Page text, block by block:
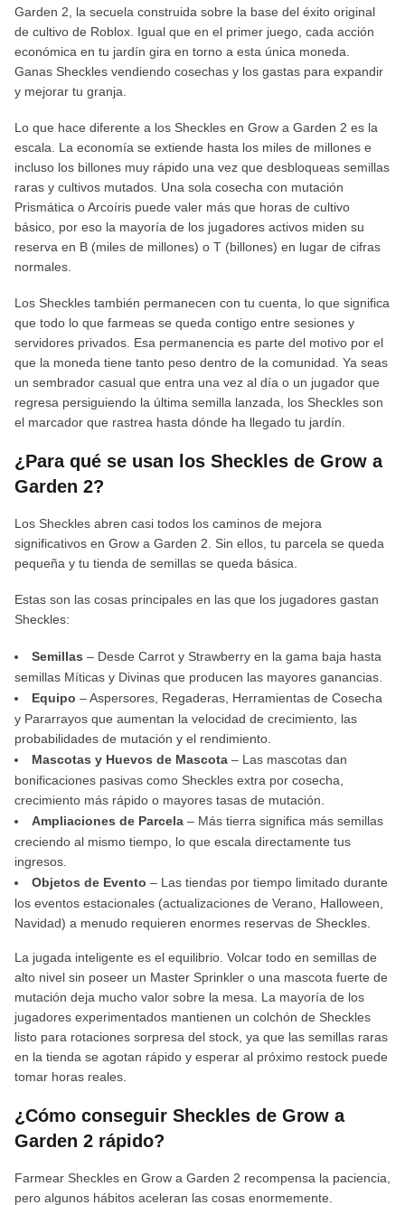
Garden 2, la secuela construida sobre la base del éxito original
de cultivo de Roblox. Igual que en el primer juego, cada acción
económica en tu jardín gira en torno a esta única moneda.
Ganas Sheckles vendiendo cosechas y los gastas para expandir
y mejorar tu granja.
Lo que hace diferente a los Sheckles en Grow a Garden 2 es la
escala. La economía se extiende hasta los miles de millones e
incluso los billones muy rápido una vez que desbloqueas semillas
raras y cultivos mutados. Una sola cosecha con mutación
Prismática o Arcoíris puede valer más que horas de cultivo
básico, por eso la mayoría de los jugadores activos miden su
reserva en B (miles de millones) o T (billones) en lugar de cifras
normales.
Los Sheckles también permanecen con tu cuenta, lo que significa
que todo lo que farmeas se queda contigo entre sesiones y
servidores privados. Esa permanencia es parte del motivo por el
que la moneda tiene tanto peso dentro de la comunidad. Ya seas
un sembrador casual que entra una vez al día o un jugador que
regresa persiguiendo la última semilla lanzada, los Sheckles son
el marcador que rastrea hasta dónde ha llegado tu jardín.
¿Para qué se usan los Sheckles de Grow a
Garden 2?
Los Sheckles abren casi todos los caminos de mejora
significativos en Grow a Garden 2. Sin ellos, tu parcela se queda
pequeña y tu tienda de semillas se queda básica.
Estas son las cosas principales en las que los jugadores gastan
Sheckles:
Semillas – Desde Carrot y Strawberry en la gama baja hasta
semillas Míticas y Divinas que producen las mayores ganancias.
Equipo – Aspersores, Regaderas, Herramientas de Cosecha
y Pararrayos que aumentan la velocidad de crecimiento, las
probabilidades de mutación y el rendimiento.
Mascotas y Huevos de Mascota – Las mascotas dan
bonificaciones pasivas como Sheckles extra por cosecha,
crecimiento más rápido o mayores tasas de mutación.
Ampliaciones de Parcela – Más tierra significa más semillas
creciendo al mismo tiempo, lo que escala directamente tus
ingresos.
Objetos de Evento – Las tiendas por tiempo limitado durante
los eventos estacionales (actualizaciones de Verano, Halloween,
Navidad) a menudo requieren enormes reservas de Sheckles.
La jugada inteligente es el equilibrio. Volcar todo en semillas de
alto nivel sin poseer un Master Sprinkler o una mascota fuerte de
mutación deja mucho valor sobre la mesa. La mayoría de los
jugadores experimentados mantienen un colchón de Sheckles
listo para rotaciones sorpresa del stock, ya que las semillas raras
en la tienda se agotan rápido y esperar al próximo restock puede
tomar horas reales.
¿Cómo conseguir Sheckles de Grow a
Garden 2 rápido?
Farmear Sheckles en Grow a Garden 2 recompensa la paciencia,
pero algunos hábitos aceleran las cosas enormemente.